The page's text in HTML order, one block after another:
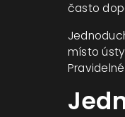
často
místo